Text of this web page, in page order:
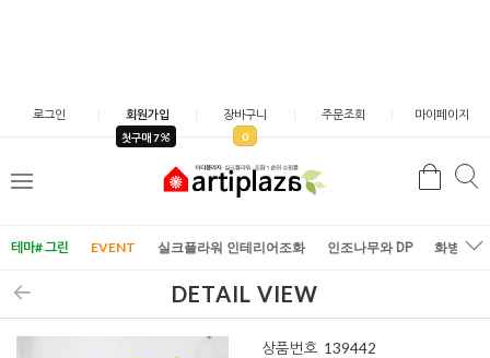
로그인 회원가입
첫구매 7
장바구니
0
주문조회 마이페이지
메
검
테마# 그린 EVENT 실크플라워 인테리어조화 인조나무와 DP 화병/화
DETAIL VIEW
상품번호 139442